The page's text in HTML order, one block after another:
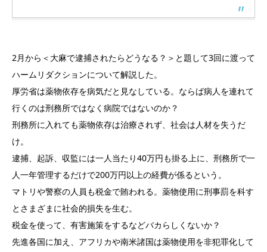
2月から＜大麻で逮捕されたらどうなる？＞と題して3回に渡って
ハームリダクションについて解説した。
厚労省は薬物依存を病気だと見なしている。ならば病人を連れて
行くのは刑務所ではなく病院ではないのか？
刑務所に入れても薬物依存は治療されず、社会は人材を失うだ
け。
逮捕、起訴、収監には一人当たり40万円も掛る上に、刑務所で一
人一年管理するだけで200万円以上の経費が係るという。
マトリや警察の人員も税金で賄われる。薬物使用に刑事罰を科す
とさまざまに社会的損失を生む。
税金を使って、有害施策をするなどバカらしくないか？
先進各国に加え、アフリカや南米諸国は薬物使用を非犯罪化して